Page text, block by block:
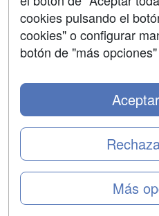
Grupo formazion:
Copyright 2000-2026
Fermín Caballero, 62 -
cookies pulsando el
cookies" o configurar
botón de "más opciones"
Más